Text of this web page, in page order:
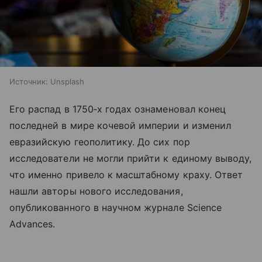
Источник: Unsplash
Его распад в 1750‑х годах ознаменовал конец
последней в мире кочевой империи и изменил
евразийскую геополитику. До сих пор
исследователи не могли прийти к единому выводу,
что именно привело к масштабному краху. Ответ
нашли авторы нового исследования,
опубликованного в научном журнале Science
Advances.